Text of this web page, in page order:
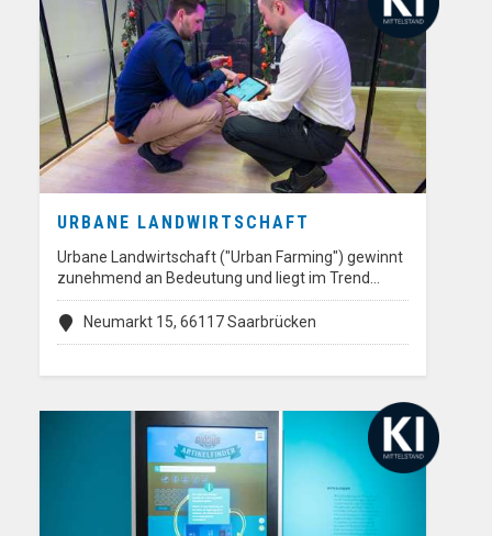
URBANE LANDWIRTSCHAFT
Urbane Landwirtschaft ("Urban Farming") gewinnt
zunehmend an Bedeutung und liegt im Trend…
Neumarkt 15, 66117 Saarbrücken